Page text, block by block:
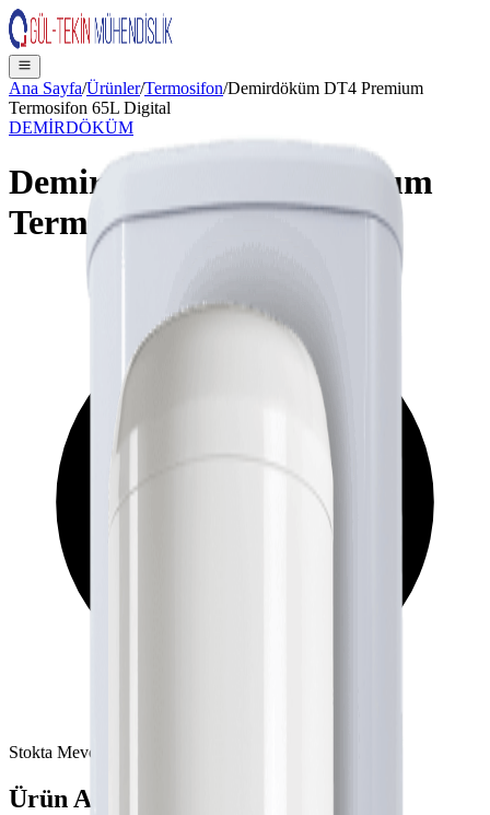
Ana Sayfa/Ürünler/Termosifon/Demirdöküm DT4 Premium
Termosifon 65L Digital
DEMİRDÖKÜM
Demirdöküm DT4 Premium
Termosifon 65L Digital
Stokta Mevcut
Ürün Açıklaması